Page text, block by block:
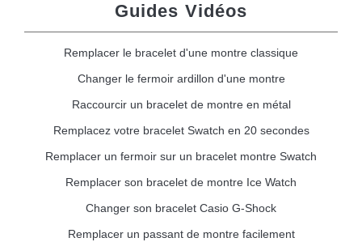
Guides Vidéos
Remplacer le bracelet d'une montre classique
Changer le fermoir ardillon d'une montre
Raccourcir un bracelet de montre en métal
Remplacez votre bracelet Swatch en 20 secondes
Remplacer un fermoir sur un bracelet montre Swatch
Remplacer son bracelet de montre Ice Watch
Changer son bracelet Casio G-Shock
Remplacer un passant de montre facilement